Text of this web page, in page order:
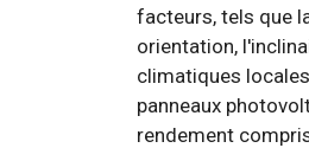
facteurs, tels que
orientation,
climatiques
panneaux
rendement